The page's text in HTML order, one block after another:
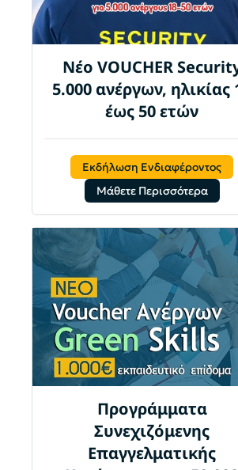
Νέο VOUCHER
5.000 ανέργων, ηλικίας
έως 50 ετών
Εκδήλωση Ενδιαφέροντος
Μάθετε Περισσότερα
Προγράμματα
Συνεχιζόμενης
Επαγγελματικής